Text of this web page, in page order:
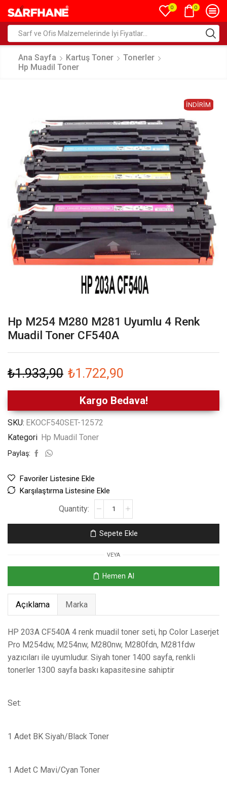
0 0
Ana Sayfa Kartuş Toner
Tonerler
Hp Muadil Toner
İNDIRIM
Hp M254 M280 M281 Uyumlu 4 Renk
Muadil Toner CF540A
₺1.933,90 ₺1.722,90
Kargo Bedava!
SKU: EKOCF540SET-12572
Kategori Hp Muadil Toner
Paylaş:
Favoriler Listesine Ekle
Karşılaştırma Listesine Ekle
Sepete Ekle
VEYA
Hemen Al
Açıklama Marka
HP 203A CF540A 4 renk muadil toner seti, hp Color Laserjet
Pro M254dw, M254nw, M280nw, M280fdn, M281fdw
yazıcıları ile uyumludur. Siyah toner 1400 sayfa, renkli
tonerler 1300 sayfa baskı kapasitesine sahiptir
Set:
1 Adet BK Siyah/Black Toner
1 Adet C Mavi/Cyan Toner